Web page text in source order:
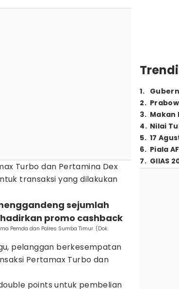
Turbo dan Pertamina Dex
transaksi yang dilakukan
sejumlah
promo cashback
Pemda dan Polres Sumba Timur. (Dok.
pelanggan berkesempatan
Pertamax Turbo dan
points untuk pembelian
1.
2.
3. Makan
4. Nilai
5. 17
6. Piala
7. GIIAS